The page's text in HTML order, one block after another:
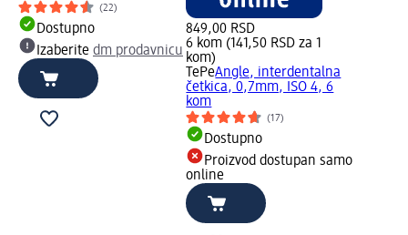
(22)
Dostupno
Izaberite dm prodavnicu
849,00 RSD
6 kom (141,50 RSD za 1
kom)
TePeAngle, interdentalna
četkica, 0,7mm, ISO 4, 6
kom
(17)
Dostupno
Proizvod dostupan samo
online